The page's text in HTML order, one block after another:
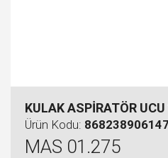
KULAK ASPİRATÖR
Ürün Kodu:
MAS 01.275